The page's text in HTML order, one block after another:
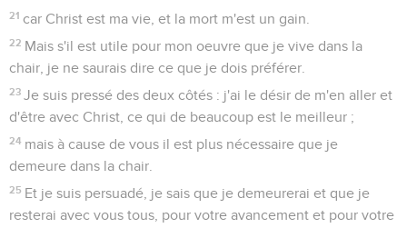
21 car Christ est ma vie, et la mort m'est un gain.
22 Mais s'il est utile pour mon oeuvre que je vive dans la
chair, je ne saurais dire ce que je dois préférer.
23 Je suis pressé des deux côtés : j'ai le désir de m'en aller et
d'être avec Christ, ce qui de beaucoup est le meilleur ;
24 mais à cause de vous il est plus nécessaire que je
demeure dans la chair.
25 Et je suis persuadé, je sais que je demeurerai et que je
resterai avec vous tous, pour votre avancement et pour votre